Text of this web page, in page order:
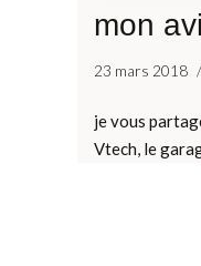
mon
23 mars 2018
je vous
Vtech, le